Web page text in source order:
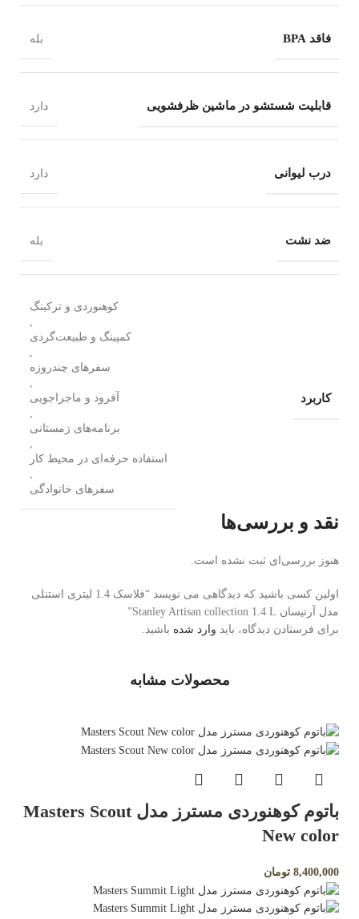
فاقد BPA بله
قابلیت شستشو در ماشین ظرفشویی دارد
درب لیوانی دارد
ضد نشت بله
کاربرد
کوهنوردی و ترکینگ
,
کمپینگ و طبیعت‌گردی
,
سفرهای چندروزه
,
آفرود و ماجراجویی
,
برنامه‌های زمستانی
,
استفاده حرفه‌ای در محیط کار
,
سفرهای خانوادگی
نقد و بررسی‌ها
هنوز بررسی‌ای ثبت نشده است.
اولین کسی باشید که دیدگاهی می نویسد “فلاسک 1.4 لیتری استنلی
مدل آرتیسان Stanley Artisan collection 1.4 L”
برای فرستادن دیدگاه، باید وارد شده باشید.
محصولات مشابه
باتوم کوهنوردی مسترز مدل Masters Scout
New color
8,400,000 تومان